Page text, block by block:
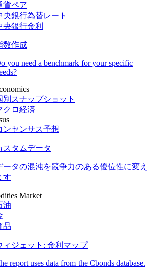
貨ペア
央銀行為替レート
央銀行金利
数作成
you need a benchmark for your specific
別スナップショット
クロ経済
ンセンサス予想
スタムデータ
ータの混沌を競争力のある優位性に変え
す
Market
油
品
ィジェット: 金利マップ
report uses data from the Cbonds database.